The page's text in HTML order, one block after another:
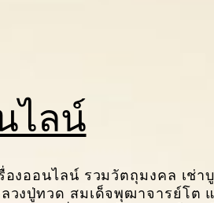
ไลน์
องออนไลน์ รวมวัตถุมงคล เช่า
วงปู่ทวด สมเด็จพุฒาจารย์โต